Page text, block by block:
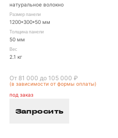
натуральное волокно
Размер панели
1200*300*50 мм
Толщина панели
50 мм
Вес
2.1 кг
От 81 000 до 105 000 ₽
(в зависимости от формы оплаты)
под заказ
Запросить